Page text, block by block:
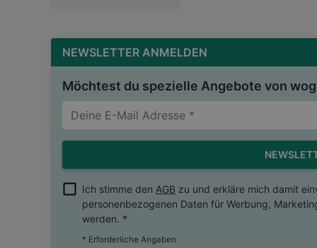
NEWSLETTER ANMELDEN
Möchtest du spezielle Angebote von
Ich stimme den AGB zu und erkläre mich damit
personenbezogenen Daten für Werbung,
werden. *
* Erforderliche Angaben